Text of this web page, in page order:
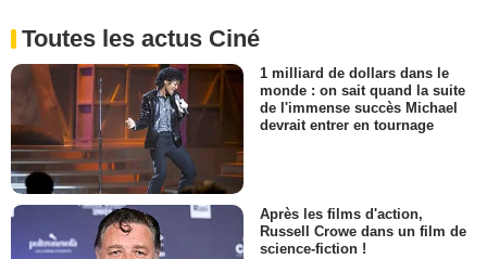
Toutes les actus Ciné
1 milliard de dollars dans le
monde : on sait quand la suite
de l'immense succès Michael
devrait entrer en tournage
Après les films d'action,
Russell Crowe dans un film de
science-fiction !